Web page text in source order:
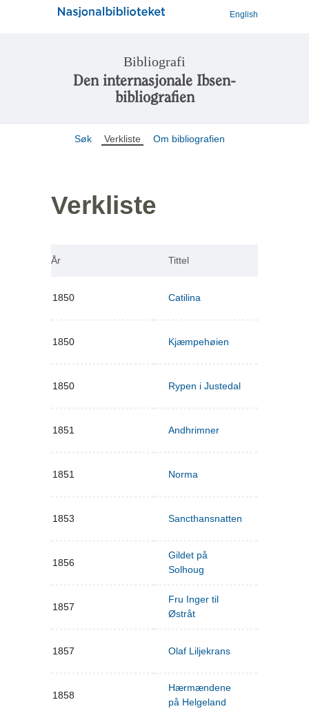
English
Bibliografi
Den internasjonale Ibsen-
bibliografien
Søk Verkliste Om bibliografien
Verkliste
År Tittel
1850 Catilina
1850 Kjæmpehøien
1850 Rypen i Justedal
1851 Andhrimner
1851 Norma
1853 Sancthansnatten
1856
Gildet på
Solhoug
1857
Fru Inger til
Østråt
1857 Olaf Liljekrans
1858
Hærmændene
på Helgeland